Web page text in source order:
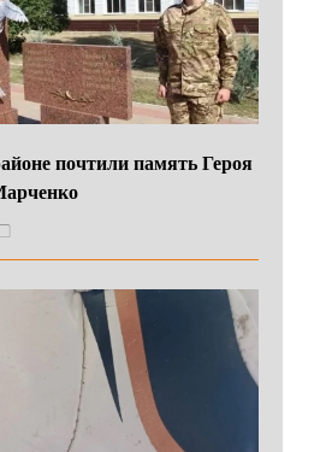
почтили память Героя